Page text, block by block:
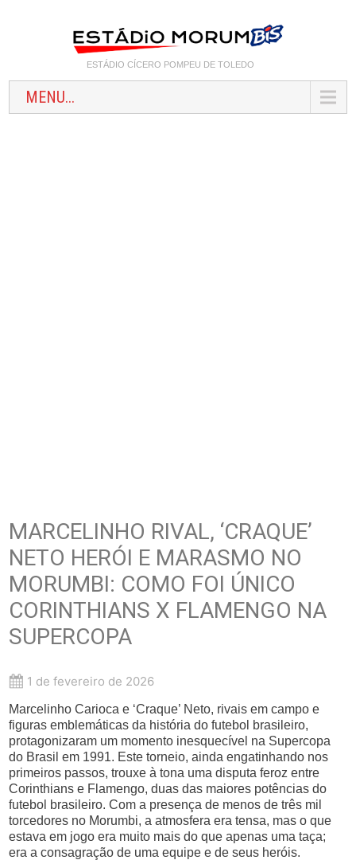
ESTÁDIO CÍCERO POMPEU DE TOLEDO
MENU...
MARCELINHO RIVAL, ‘CRAQUE’
NETO HERÓI E MARASMO NO
MORUMBI: COMO FOI ÚNICO
CORINTHIANS X FLAMENGO NA
SUPERCOPA
1 de fevereiro de 2026
Marcelinho Carioca e ‘Craque’ Neto, rivais em campo e
figuras emblemáticas da história do futebol brasileiro,
protagonizaram um momento inesquecível na Supercopa
do Brasil em 1991. Este torneio, ainda engatinhando nos
primeiros passos, trouxe à tona uma disputa feroz entre
Corinthians e Flamengo, duas das maiores potências do
futebol brasileiro. Com a presença de menos de três mil
torcedores no Morumbi, a atmosfera era tensa, mas o que
estava em jogo era muito mais do que apenas uma taça;
era a consagração de uma equipe e de seus heróis.